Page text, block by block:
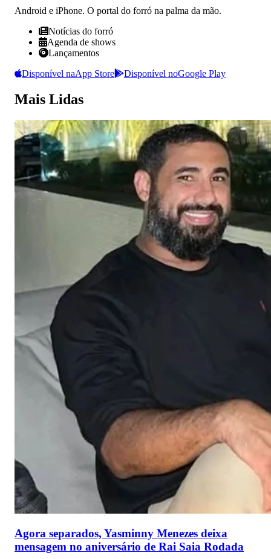
Android e iPhone. O portal do forró na palma da mão.
Notícias do forró
Agenda de shows
Lançamentos
Disponível naApp Store Disponível noGoogle Play
Mais Lidas
Agora separados, Yasminny Menezes deixa
mensagem no aniversário de Rai Saia Rodada